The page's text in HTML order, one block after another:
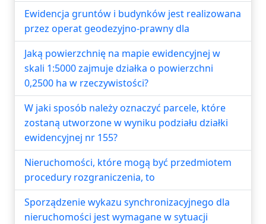
Ewidencja gruntów i budynków jest realizowana
przez operat geodezyjno-prawny dla
Jaką powierzchnię na mapie ewidencyjnej w
skali 1:5000 zajmuje działka o powierzchni
0,2500 ha w rzeczywistości?
W jaki sposób należy oznaczyć parcele, które
zostaną utworzone w wyniku podziału działki
ewidencyjnej nr 155?
Nieruchomości, które mogą być przedmiotem
procedury rozgraniczenia, to
Sporządzenie wykazu synchronizacyjnego dla
nieruchomości jest wymagane w sytuacji